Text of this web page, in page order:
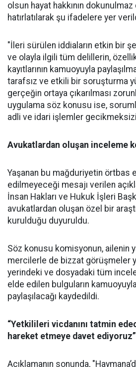
olsun hayat hakkının
hatırlatılarak şu ifadelere yer
"İleri sürülen iddiaların etkin bir
ve olayla ilgili tüm delillerin,
kayıtlarının kamuoyuyla
tarafsız ve etkili bir soruşturma
gerçeğin ortaya çıkarılması
uygulama söz konusu ise,
adli ve idari işlemler
Avukatlardan oluşan inceleme
Yaşanan bu mağduriyetin örtbas
edilmeyeceği mesajı verilen
İnsan Hakları ve Hukuk İşleri
avukatlardan oluşan özel bir
kurulduğu duyuruldu.
Söz konusu komisyonun, ailenin
mercilerle de bizzat görüşmeler
yerindeki ve dosyadaki tüm
elde edilen bulguların
paylaşılacağı kaydedildi.
“Yetkilileri vicdanını tatmin
hareket etmeye davet ediyoruz”
Açıklamanın sonunda,